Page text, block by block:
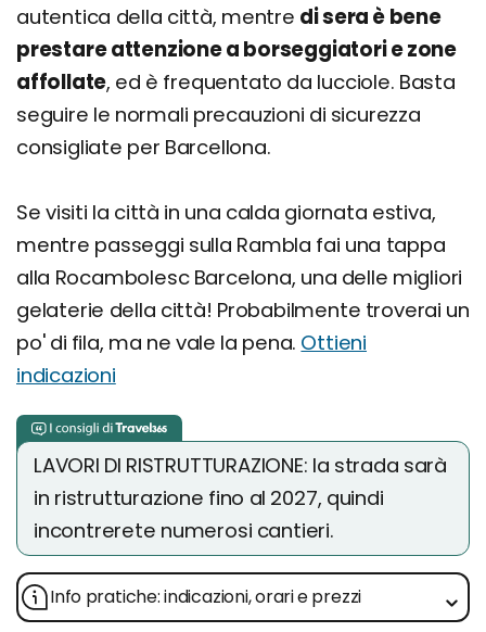
autentica della città, mentre di sera è bene
prestare attenzione a borseggiatori e zone
affollate, ed è frequentato da lucciole. Basta
seguire le normali precauzioni di sicurezza
consigliate per Barcellona.
Se visiti la città in una calda giornata estiva,
mentre passeggi sulla Rambla fai una tappa
alla Rocambolesc Barcelona, una delle migliori
gelaterie della città! Probabilmente troverai un
po' di fila, ma ne vale la pena. Ottieni
indicazioni
LAVORI DI RISTRUTTURAZIONE: la strada sarà
in ristrutturazione fino al 2027, quindi
incontrerete numerosi cantieri.
Info pratiche: indicazioni, orari e prezzi